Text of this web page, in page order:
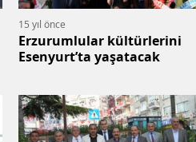
15 yıl önce
Erzurumlular kültürlerini
Esenyurt’ta yaşatacak